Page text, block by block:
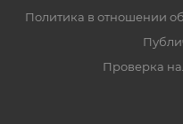
Политика в отношении
Проверка